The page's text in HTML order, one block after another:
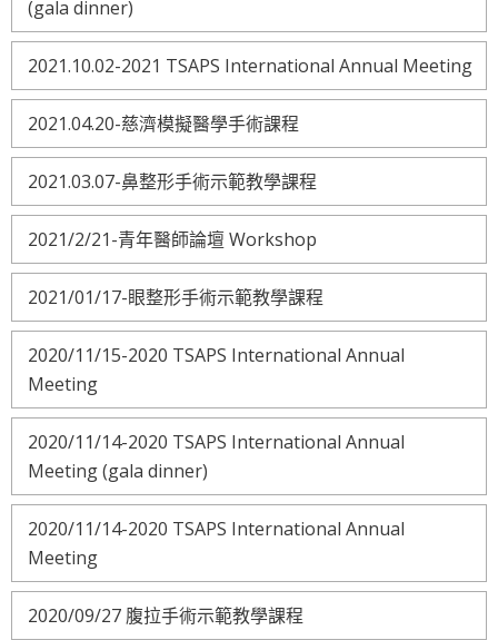
(gala dinner)
2021.10.02-2021 TSAPS International Annual Meeting
2021.04.20-慈濟模擬醫學手術課程
2021.03.07-鼻整形手術示範教學課程
2021/2/21-青年醫師論壇 Workshop
2021/01/17-眼整形手術示範教學課程
2020/11/15-2020 TSAPS International Annual
Meeting
2020/11/14-2020 TSAPS International Annual
Meeting (gala dinner)
2020/11/14-2020 TSAPS International Annual
Meeting
2020/09/27 腹拉手術示範教學課程